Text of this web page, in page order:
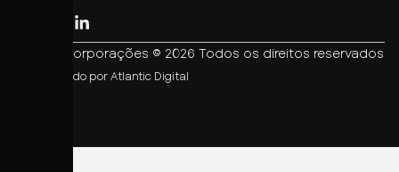
EMEC Incorporações © 2026 Todos os direitos reservados
Desenvolvido por Atlantic Digital